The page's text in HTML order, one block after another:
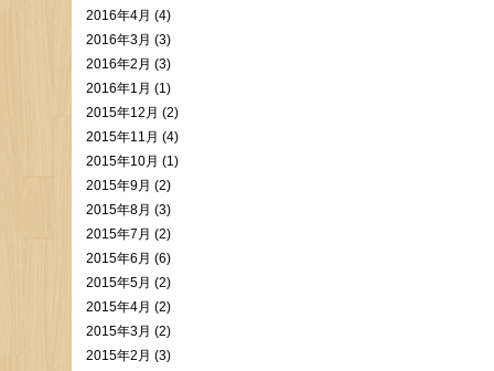
2016年4月 (4)
2016年3月 (3)
2016年2月 (3)
2016年1月 (1)
2015年12月 (2)
2015年11月 (4)
2015年10月 (1)
2015年9月 (2)
2015年8月 (3)
2015年7月 (2)
2015年6月 (6)
2015年5月 (2)
2015年4月 (2)
2015年3月 (2)
2015年2月 (3)